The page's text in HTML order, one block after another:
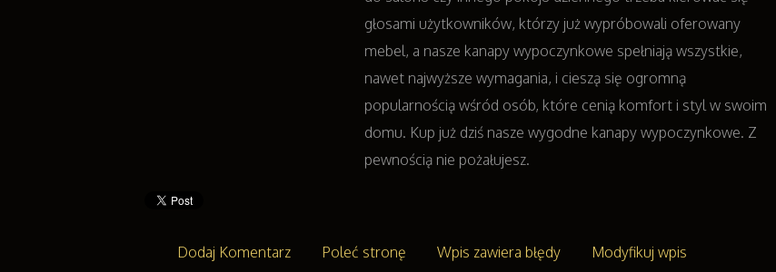
głosami użytkowników, którzy już wypróbowali oferowany
mebel, a nasze kanapy wypoczynkowe spełniają wszystkie,
nawet najwyższe wymagania, i cieszą się ogromną
popularnością wśród osób, które cenią komfort i styl w swoim
domu. Kup już dziś nasze wygodne kanapy wypoczynkowe. Z
pewnością nie pożałujesz.
Dodaj Komentarz Poleć stronę Wpis zawiera błędy Modyfikuj wpis